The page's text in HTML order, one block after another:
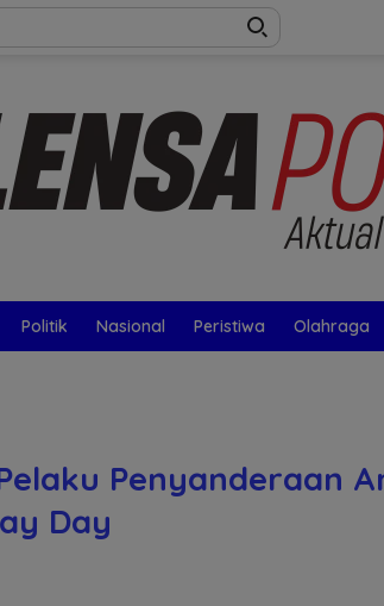
Politik Nasional Peristiwa Olahraga
Penyanderaan
Day